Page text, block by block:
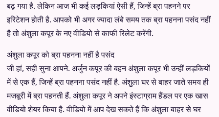
बढ़ गया है. लेकिन आज भी कई लड़कियां ऐसी हैं, जिन्हें ब्रा पहनने पर
इरिटेशन होती है. आपको भी अगर ज्यादा लंबे समय तक ब्रा पहनना पसंद नहीं
है तो अंशुला कपूर के नए वीडियो से काफी रिलेट करेंगी.
अंशुला कपूर को ब्रा पहनना नहीं है पसंद
जी हां, सही सुना आपने. अर्जुन कपूर की बहन अंशुला कपूर भी उन्हीं लड़कियों
में से एक हैं, जिन्हें ब्रा पहनना पसंद नहीं है. अंशुला घर से बाहर जाते समय ही
मजबूरी में ब्रा पहनती हैं. अंशुला कपूर ने अपने इंस्टाग्राम हैंडल पर एक खास
वीडियो शेयर किया है. वीडियो में आप देख सकते हैं कि अंशुला बाहर से घर